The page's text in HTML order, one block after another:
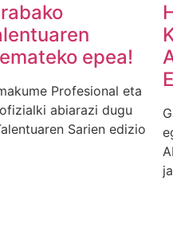
epea!
Profesional eta
abiarazi dugu
Sarien edizio